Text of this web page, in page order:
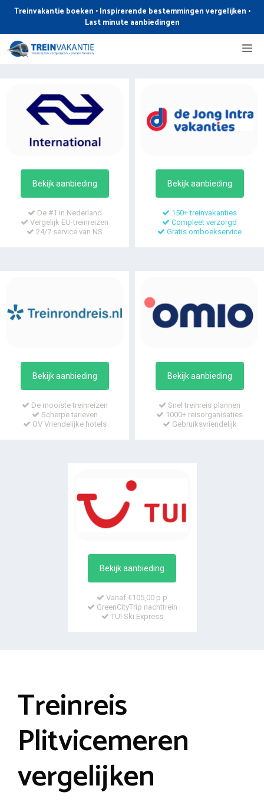
de
inhoud
Treinvakantie boeken • Inspirerende bestemmingen vergelijken •
Last minute aanbiedingen
Bekijk aanbieding
De #1 in Nederland
Vergelijk EU-treinreizen
24/7 service van NS
Bekijk aanbieding
150+ treinvakanties
Compleet verzorgd
Gratis omboekservice
Bekijk aanbieding
De mooiste treinreizen
Scherpe tarieven
OV Vriendelijke hotels
Bekijk aanbieding
Snel treinreis plannen
1000+ reisorganisaties
Gebruiksvriendelijk
Bekijk aanbieding
Vanaf €105,00 p.p
GreenCityTrip nachttrein
TUI Ski Express
Treinreis
Plitvicemeren
vergelijken